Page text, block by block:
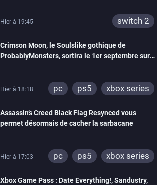
Hier à 19:45 switch 2
Crimson Moon, le Soulslike gothique de
ProbablyMonsters, sortira le 1er septembre sur
Hier à 18:18 pc ps5 xbox series
Assassin’s Creed Black Flag Resynced vous
permet désormais de cacher la sarbacane
Hier à 17:03 pc ps5 xbox series
Xbox Game Pass : Date Everything!, Sandustry,